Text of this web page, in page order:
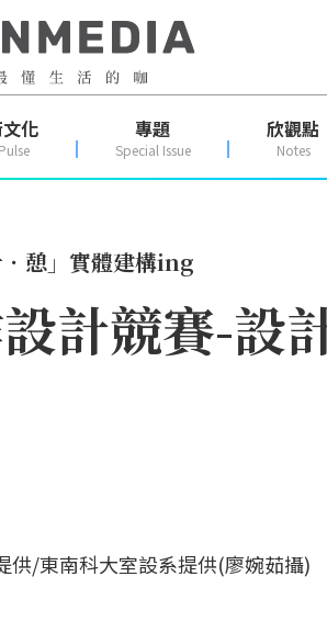
化 專題
Special Issue
欣觀點
Notes
憩」實體建構ing
計競賽-設
供/東南科大室設系提供(廖婉茹攝)